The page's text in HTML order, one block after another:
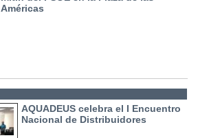
Américas
AQUADEUS celebra el I Encuentro
Nacional de Distribuidores